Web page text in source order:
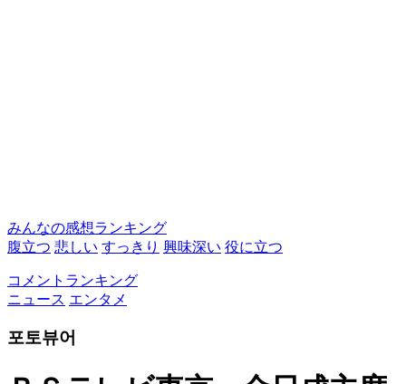
みんなの感想ランキング
腹立つ 悲しい すっきり 興味深い 役に立つ
コメントランキング
ニュース エンタメ
포토뷰어